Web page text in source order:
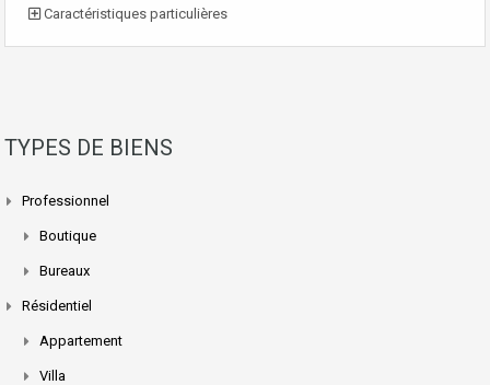
Caractéristiques particulières
TYPES DE BIENS
Professionnel
Boutique
Bureaux
Résidentiel
Appartement
Villa